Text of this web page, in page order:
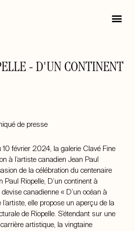
- D'UN CONTINENT
de presse
février 2024, la galerie Clavé Fine
à l’artiste canadien Jean Paul
de la célébration du centenaire
Riopelle, D’un continent à
canadienne « D’un océan à
l’artiste, elle propose un aperçu de la
de Riopelle. S’étendant sur une
artistique, la vingtaine